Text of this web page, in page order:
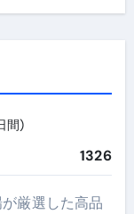
間)
1326
厳選した高品